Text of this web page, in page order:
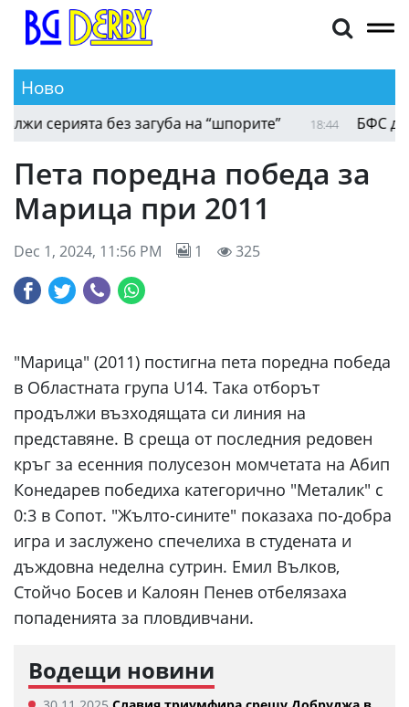
Ново
без загуба на “шпорите” БФС даде 4
Пета поредна победа за
Марица при 2011
Dec 1, 2024, 11:56 PM 1 325
"Марица" (2011) постигна пета поредна победа
в Областната група U14. Така отборът
продължи възходящата си линия на
представяне. В среща от последния редовен
кръг за есенния полусезон момчетата на Абип
Конедарев победиха категорично "Металик" с
0:3 в Сопот. "Жълто-сините" показаха по-добра
игра и заслужено спечелиха в студената и
дъждовна неделна сутрин. Емил Вълков,
Стойчо Босев и Калоян Пенев отбелязаха
попаденията за пловдивчани.
Водещи новини